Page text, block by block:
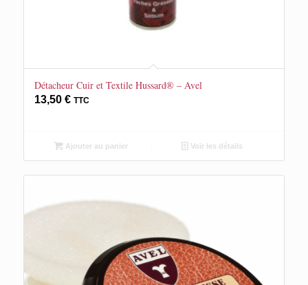
Détacheur Cuir et Textile Hussard® – Avel
13,50 € TTC
Ajouter au panier Voir les détails